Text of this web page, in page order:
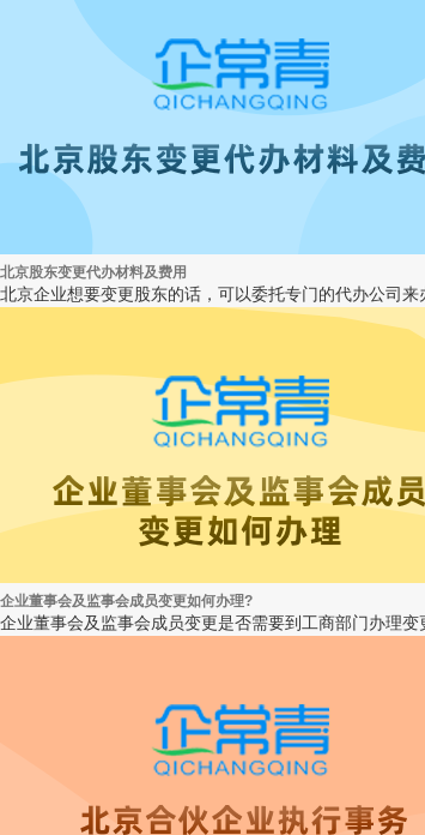
北京股东变更代办材料及费用
北京企业想要变更股东的话，可以委托专门的代办公司
企业董事会及监事会成员变更如何办理?
企业董事会及监事会成员变更是否需要到工商部门办理